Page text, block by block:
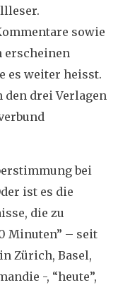
sowie
erscheinen
es weiter heisst.
den drei Verlagen
bei
ist es die
die zu
Minuten” – seit
Zürich, Basel,
-, “heute”,